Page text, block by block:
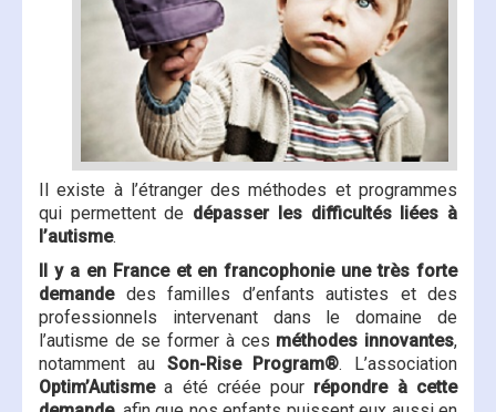
Il existe à l’étranger des méthodes et programmes
qui permettent de dépasser les difficultés liées à
l’autisme.
Il y a en France et en francophonie une très forte
demandedes familles d’enfants autistes et des
professionnels intervenant dans le domaine de
l’autisme de se former à ces méthodes innovantes,
notamment au Son-Rise Program®. L’association
Optim’Autismea été créée pour répondre à cette